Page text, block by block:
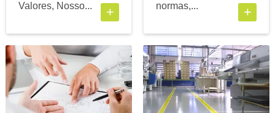
Valores, Nosso...
+
normas,...
+